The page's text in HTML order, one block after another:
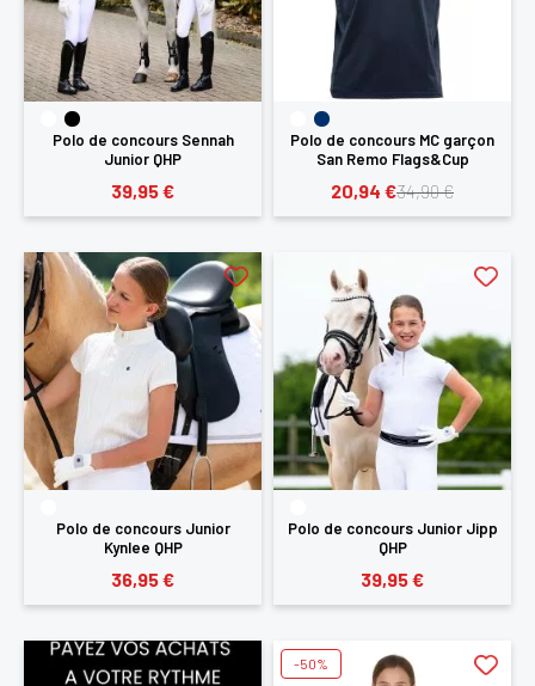
Polo de concours Sennah
Junior QHP
39,95 €
Polo de concours MC garçon
San Remo Flags&Cup
34,90 €
20,94 €
Polo de concours Junior
Kynlee QHP
36,95 €
Polo de concours Junior Jipp
QHP
39,95 €
-50%